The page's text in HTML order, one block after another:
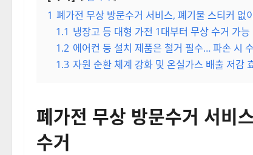
1 폐가전 무상 방문수거 서비스, 폐기물 스티커 없
1.1 냉장고 등 대형 가전 1대부터 무상 수거 가능
1.2 에어컨 등 설치 제품은 철거 필수… 파손 시
1.3 자원 순환 체계 강화 및 온실가스 배출 저감
폐가전 무상 방문수거 서비
수거